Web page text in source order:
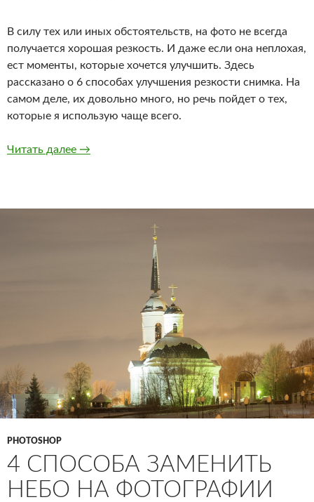
В силу тех или иных обстоятельств, на фото не всегда
получается хорошая резкость. И даже если она неплохая,
ест моменты, которые хочется улучшить. Здесь
рассказано о 6 способах улучшения резкости снимка. На
самом деле, их довольно много, но речь пойдет о тех,
которые я использую чаще всего.
Читать далее 6 способов добавить резкость фотографии
→
PHOTOSHOP
4 СПОСОБА ЗАМЕНИТЬ
НЕБО НА ФОТОГРАФИИ